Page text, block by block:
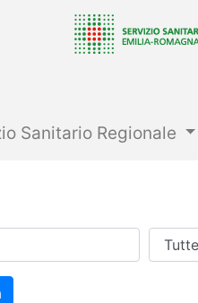
Sanitario Regionale
Azienda